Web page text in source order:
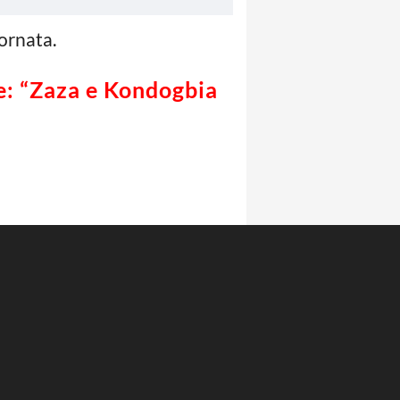
e Kondogbia